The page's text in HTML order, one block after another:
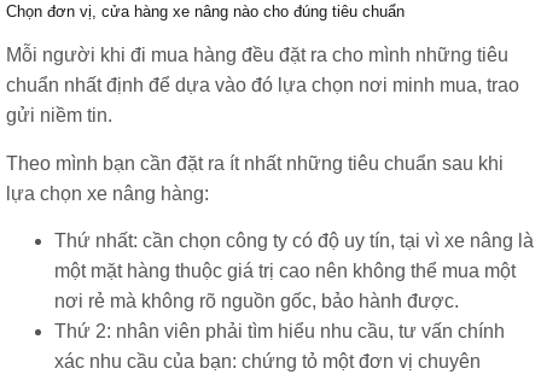
Chọn đơn vị, cửa hàng xe nâng nào cho đúng tiêu chuẩn
Mỗi người khi đi mua hàng đều đặt ra cho mình những tiêu
chuẩn nhất định để dựa vào đó lựa chọn nơi minh mua, trao
gửi niềm tin.
Theo mình bạn cần đặt ra ít nhất những tiêu chuẩn sau khi
lựa chọn xe nâng hàng:
Thứ nhất: cần chọn công ty có độ uy tín, tại vì xe nâng là
một mặt hàng thuộc giá trị cao nên không thể mua một
nơi rẻ mà không rõ nguồn gốc, bảo hành được.
Thứ 2: nhân viên phải tìm hiểu nhu cầu, tư vấn chính
xác nhu cầu của bạn: chứng tỏ một đơn vị chuyên